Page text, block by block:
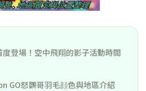
度登場！空中飛翔的影子活動時間
GO怒鸚哥羽毛顔色與地區介紹